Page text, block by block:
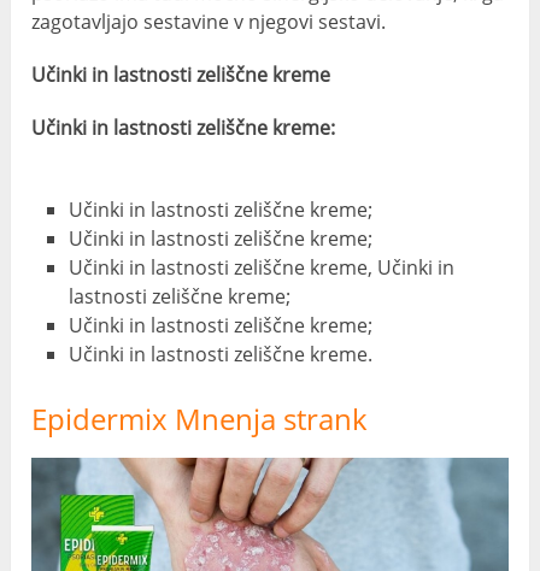
zagotavljajo sestavine v njegovi sestavi.
Učinki in lastnosti zeliščne kreme
Učinki in lastnosti zeliščne kreme:
Učinki in lastnosti zeliščne kreme;
Učinki in lastnosti zeliščne kreme;
Učinki in lastnosti zeliščne kreme, Učinki in
lastnosti zeliščne kreme;
Učinki in lastnosti zeliščne kreme;
Učinki in lastnosti zeliščne kreme.
Epidermix Mnenja strank